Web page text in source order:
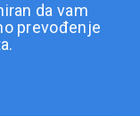
da vam
prevođenje